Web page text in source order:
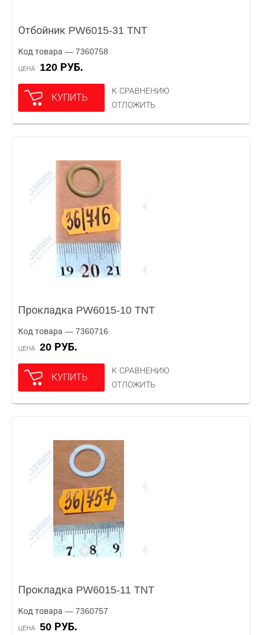
Отбойник PW6015-31 TNT
Код товара — 7360758
ЦЕНА 120 РУБ.
КУПИТЬ
К СРАВНЕНИЮ
ОТЛОЖИТЬ
Прокладка PW6015-10 TNT
Код товара — 7360716
ЦЕНА 20 РУБ.
КУПИТЬ
К СРАВНЕНИЮ
ОТЛОЖИТЬ
Прокладка PW6015-11 TNT
Код товара — 7360757
ЦЕНА 50 РУБ.